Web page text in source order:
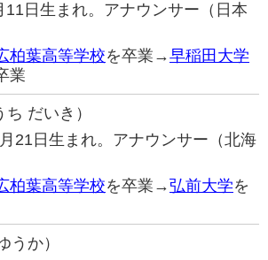
11日生まれ。アナウンサー（日本
柏葉高等学校を卒業→早稲田大学
業
ち だいき）
21日生まれ。アナウンサー（北海
柏葉高等学校を卒業→ 弘前大学を
うか）